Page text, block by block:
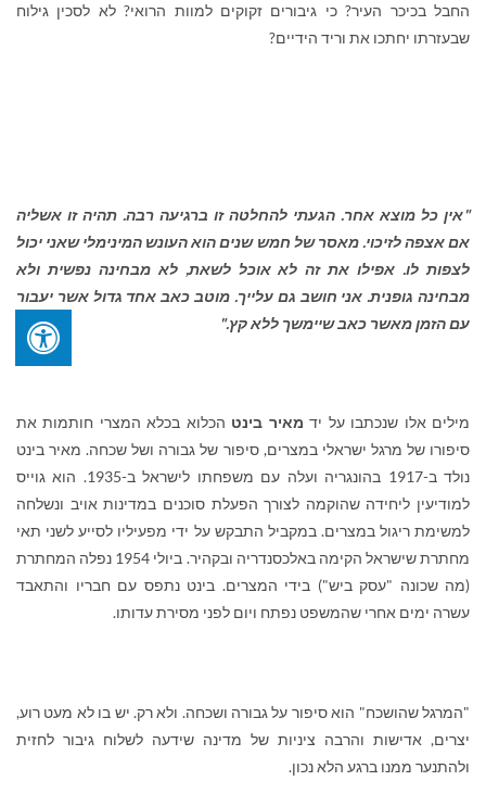
החבל בכיכר העיר? כי גיבורים זקוקים למוות הרואי? לא לסכין גילוח
שבעזרתו יחתכו את וריד הידיים?
"אין כל מוצא אחר. הגעתי להחלטה זו ברגיעה רבה. תהיה זו אשליה
אם אצפה לזיכוי. מאסר של חמש שנים הוא העונש המינימלי שאני יכול
לצפות לו. אפילו את זה לא אוכל לשאת, לא מבחינה נפשית ולא
מבחינה גופנית. אני חושב גם עלייך. מוטב כאב אחד גדול אשר יעבור
עם הזמן מאשר כאב שיימשך ללא קץ."
מילים אלו שנכתבו על יד מאיר בינט הכלוא בכלא המצרי חותמות את
סיפורו של מרגל ישראלי במצרים, סיפור של גבורה ושל שכחה. מאיר בינט
נולד ב-1917 בהונגריה ועלה עם משפחתו לישראל ב-1935. הוא גוייס
למודיעין ליחידה שהוקמה לצורך הפעלת סוכנים במדינות אויב ונשלחה
למשימת ריגול במצרים. במקביל התבקש על ידי מפעיליו לסייע לשני תאי
מחתרת שישראל הקימה באלכסנדריה ובקהיר. ביולי 1954 נפלה המחתרת
(מה שכונה "עסק ביש") בידי המצרים. בינט נתפס עם חבריו והתאבד
עשרה ימים אחרי שהמשפט נפתח ויום לפני מסירת עדותו.
"המרגל שהושכח" הוא סיפור על גבורה ושכחה. ולא רק. יש בו לא מעט רוע,
יצרים, אדישות והרבה ציניות של מדינה שידעה לשלוח גיבור לחזית
ולהתנער ממנו ברגע הלא נכון.